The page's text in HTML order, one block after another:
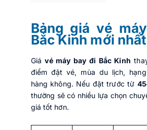
Bảng giá vé
Bắc Kinh mới nhất
Giávé máy bay đi Bắc Kinh
điểm đặt vé, mùa du lịch,
hàng không. Nếu đặt trước từ
thường sẽ có nhiều lựa chọn
giá tốt hơn.